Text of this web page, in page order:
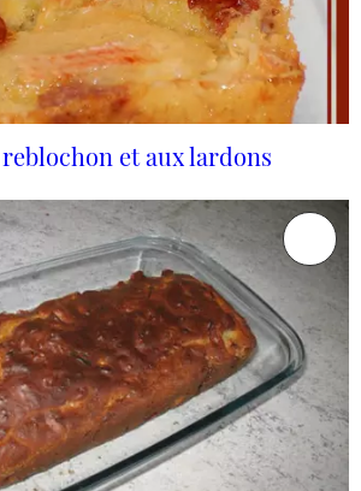
reblochon et aux lardons